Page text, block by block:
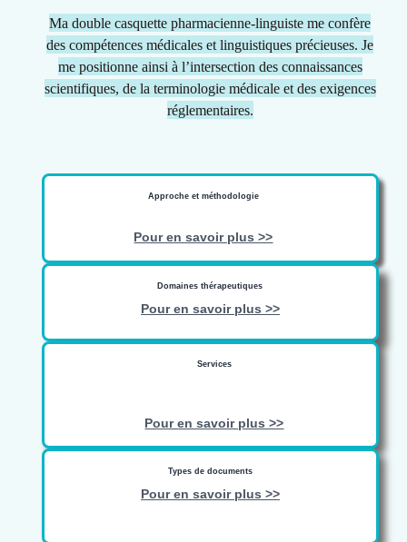
Ma double casquette pharmacienne-linguiste me confère
des compétences médicales et linguistiques précieuses. Je
me positionne ainsi à l’intersection des connaissances
scientifiques, de la terminologie médicale et des exigences
réglementaires.
Approche et méthodologie
Pour en savoir plus >>
Domaines thérapeutiques
Pour en savoir plus >>
Services
Pour en savoir plus >>
Types de documents
Pour en savoir plus >>